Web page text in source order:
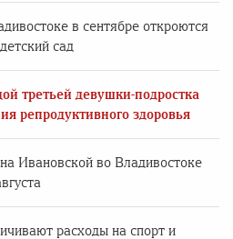
в сентябре откроются
сад
третьей девушки-подростка
репродуктивного здоровья
Ивановской во Владивостоке
расходы на спорт и